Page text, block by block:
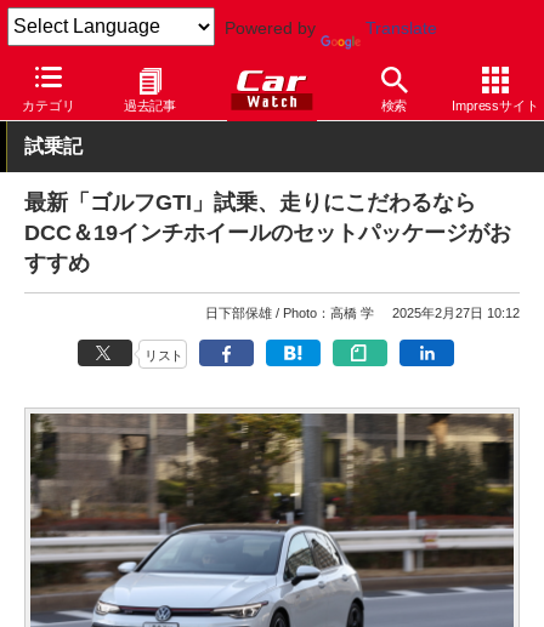
Powered by Translate
カテゴリ 過去記事 検索 Impressサイト
Car Watch 自動車 フォルクスワーゲン ゴルフ
試乗記
最新「ゴルフGTI」試乗、走りにこだわるなら
DCC＆19インチホイールのセットパッケージがお
すすめ
日下部保雄 Photo：高橋 学 2025年2月27日 10:12
リスト